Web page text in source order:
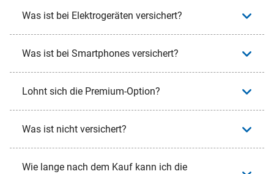
Was ist bei Elektrogeräten versichert?
Was ist bei Smartphones versichert?
Lohnt sich die Premium-Option?
Was ist nicht versichert?
Wie lange nach dem Kauf kann ich die